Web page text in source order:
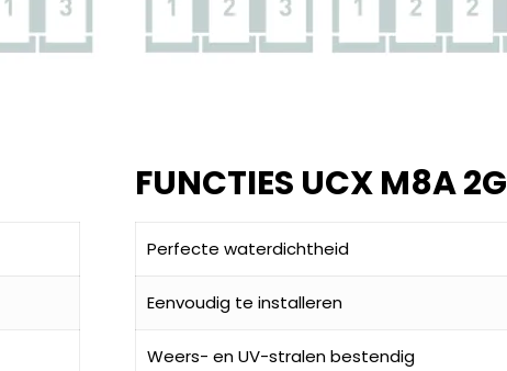
FUNCTIES UCX M8A 2G
Perfecte waterdichtheid
Eenvoudig te installeren
Weers- en UV-stralen bestendig